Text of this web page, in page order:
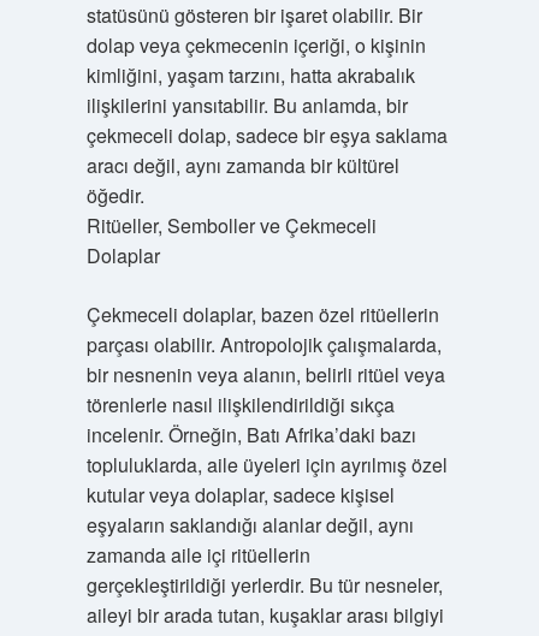
statüsünü gösteren bir işaret olabilir. Bir
dolap veya çekmecenin içeriği, o kişinin
kimliğini, yaşam tarzını, hatta akrabalık
ilişkilerini yansıtabilir. Bu anlamda, bir
çekmeceli dolap, sadece bir eşya saklama
aracı değil, aynı zamanda bir kültürel
öğedir.
Ritüeller, Semboller ve Çekmeceli
Dolaplar
Çekmeceli dolaplar, bazen özel ritüellerin
parçası olabilir. Antropolojik çalışmalarda,
bir nesnenin veya alanın, belirli ritüel veya
törenlerle nasıl ilişkilendirildiği sıkça
incelenir. Örneğin, Batı Afrika’daki bazı
topluluklarda, aile üyeleri için ayrılmış özel
kutular veya dolaplar, sadece kişisel
eşyaların saklandığı alanlar değil, aynı
zamanda aile içi ritüellerin
gerçekleştirildiği yerlerdir. Bu tür nesneler,
aileyi bir arada tutan, kuşaklar arası bilgiyi